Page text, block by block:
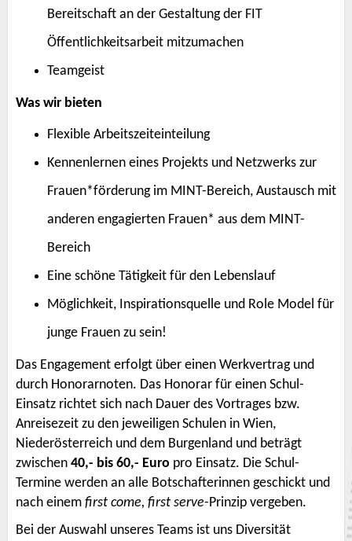
Bereitschaft an der Gestaltung der FIT
Öffentlichkeitsarbeit mitzumachen
Teamgeist
Was wir bieten
Flexible Arbeitszeiteinteilung
Kennenlernen eines Projekts und Netzwerks zur
Frauen*förderung im MINT-Bereich, Austausch mit
anderen engagierten Frauen* aus dem MINT-
Bereich
Eine schöne Tätigkeit für den Lebenslauf
Möglichkeit, Inspirationsquelle und Role Model für
junge Frauen zu sein!
Das Engagement erfolgt über einen Werkvertrag und
durch Honorarnoten. Das Honorar für einen Schul-
Einsatz richtet sich nach Dauer des Vortrages bzw.
Anreisezeit zu den jeweiligen Schulen in Wien,
Niederösterreich und dem Burgenland und beträgt
zwischen 40,- bis 60,- Euro pro Einsatz. Die Schul-
Termine werden an alle Botschafterinnen geschickt und
nach einem first come, first serve-Prinzip vergeben.
Bei der Auswahl unseres Teams ist uns Diversität